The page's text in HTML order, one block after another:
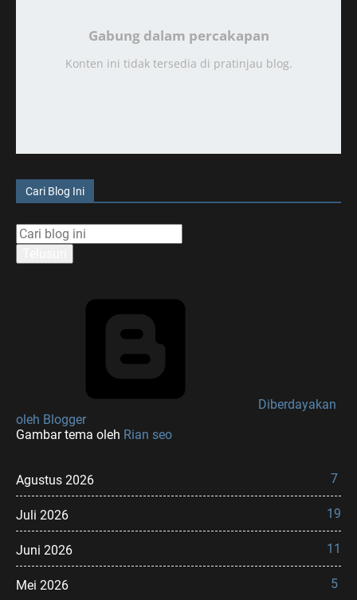
Gabung dalam percakapan
Konten ini tidak tersedia di pratinjau blog.
Cari Blog Ini
Diberdayakan
oleh Blogger
Gambar tema oleh Rian seo
Agustus 2026 7
Juli 2026 19
Juni 2026 11
Mei 2026 5